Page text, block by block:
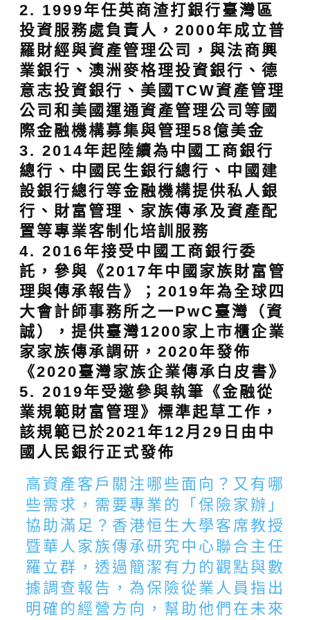
2. 1999年任英商渣打銀行臺灣區
投資服務處負責人，2000年成立普
羅財經與資產管理公司，與法商興
業銀行、澳洲麥格理投資銀行、德
意志投資銀行、美國TCW資產管理
公司和美國運通資產管理公司等國
際金融機構募集與管理58億美金
3. 2014年起陸續為中國工商銀行
總行、中國民生銀行總行、中國建
設銀行總行等金融機構提供私人銀
行、財富管理、家族傳承及資產配
置等專業客制化培訓服務
4. 2016年接受中國工商銀行委
託，參與《2017年中國家族財富管
理與傳承報告》；2019年為全球四
大會計師事務所之一PwC臺灣（資
誠），提供臺灣1200家上市櫃企業
家家族傳承調研，2020年發佈
《2020臺灣家族企業傳承白皮書》
5. 2019年受邀參與執筆《金融從
業規範財富管理》標準起草工作，
該規範已於2021年12月29日由中
國人民銀行正式發佈
高資產客戶關注哪些面向？又有哪
些需求，需要專業的「保險家辦」
協助滿足？香港恒生大學客席教授
暨華人家族傳承研究中心聯合主任
羅立群，透過簡潔有力的觀點與數
據調查報告，為保險從業人員指出
明確的經營方向，幫助他們在未來